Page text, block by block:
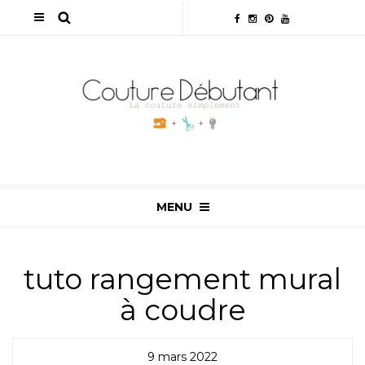
MENU
tuto rangement mural
à coudre
9 mars 2022